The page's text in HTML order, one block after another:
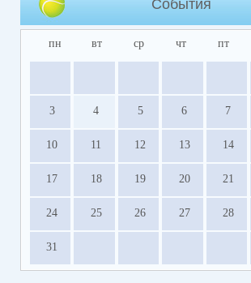
События
пн вт ср чт пт
3 4 5 6 7
10 11 12 13 14
17 18 19 20 21
24 25 26 27 28
31